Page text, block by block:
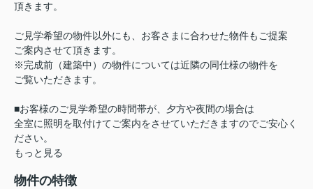
頂きます。
ご見学希望の物件以外にも、お客さまに合わせた物件もご提案
ご案内させて頂きます。
※完成前（建築中）の物件については近隣の同仕様の物件を
ご覧いただきます。
■お客様のご見学希望の時間帯が、夕方や夜間の場合は
全室に照明を取付けてご案内をさせていただきますのでご安心く
ださい。
もっと見る
物件の特徴